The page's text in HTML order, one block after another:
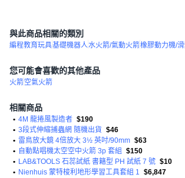
與此商品相關的類別
編程教育玩具基礎機器人水火箭/氣動火箭橡膠動力機/
您可能會喜歡的其他產品
火箭空氣火箭
相關商品
• 4M 龍捲風製造者 $190
• 3段式伸縮捕蟲網 隨機出貨 $46
• 雷鳥放大鏡 4倍放大 3½ 英吋/90mm $63
• 自動點唱機太空空中火箭 3p 套組
$150
• LAB&TOOLS 石蕊試紙 書籍型 PH 試紙 7 號 $10
• Nienhuis 蒙特梭利地形學習工具套組 1 $6,847